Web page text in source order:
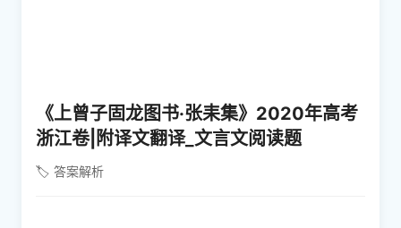
《上曾子固龙图书·张耒集》2020年高考
浙江卷|附译文翻译_文言文阅读题
🏷️ 答案解析